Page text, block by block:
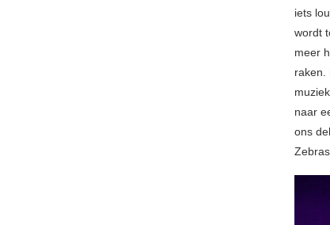
iets
wordt
meer
raken.
naar
ons